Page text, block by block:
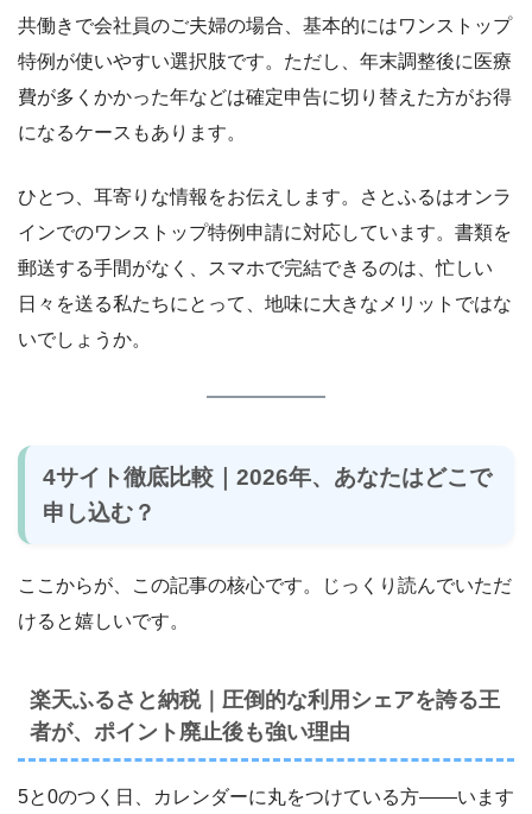
共働きで会社員のご夫婦の場合、基本的にはワンストップ
特例が使いやすい選択肢です。ただし、年末調整後に医療
費が多くかかった年などは確定申告に切り替えた方がお得
になるケースもあります。
ひとつ、耳寄りな情報をお伝えします。さとふるはオンラ
インでのワンストップ特例申請に対応しています。書類を
郵送する手間がなく、スマホで完結できるのは、忙しい
日々を送る私たちにとって、地味に大きなメリットではな
いでしょうか。
4サイト徹底比較｜2026年、あなたはどこで
申し込む？
ここからが、この記事の核心です。じっくり読んでいただ
けると嬉しいです。
楽天ふるさと納税｜圧倒的な利用シェアを誇る王
者が、ポイント廃止後も強い理由
5と0のつく日、カレンダーに丸をつけている方――います